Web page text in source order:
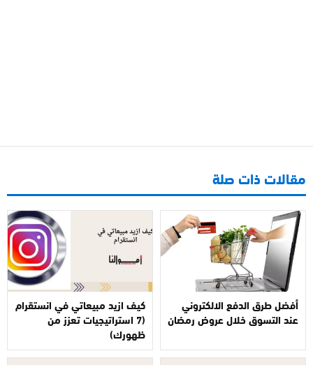
مقالات ذات صلة
أفضل طرق الدفع الالكتروني
عند التسوق خلال عروض رمضان
كيف ازيد مبيعاتي في انستقرام
(7 استراتيجيات تعزز من
ظهورك)